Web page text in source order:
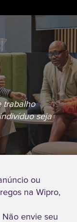
trabalho
seja
ou
na Wipro,
Não envie seu